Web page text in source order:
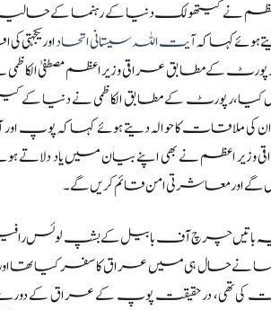
نے کیتھولک دنیا کے رہنما کے
ہوئے کہا کہآیت اللہ سیستانی اتحاداور
کے مطابق عراقی وزیر اعظم مصطفیٰ
کے مطابق الکاظمی نے دنیا
ملاقات کا حوالہ دیتے ہوئے کہاکہ پوپ
وزیر اعظم نے بھی اپنے بیان میں یاد دلاتے
گے اور معاشرتی امن قائم کریں گے۔
باتیں چرچ آف بابیل کے بشپ لوئس
نے حال ہی میں عراق کا سفر کیا تھا
کی تھی، در حقیقت پوپ کے عراق کے